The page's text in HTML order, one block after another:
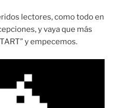
lectores, como todo en
y vaya que más
y empecemos.